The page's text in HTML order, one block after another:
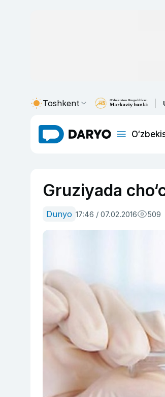
Toshkent
Gruziyada
Dunyo 17:46 / 07.02.2016 509